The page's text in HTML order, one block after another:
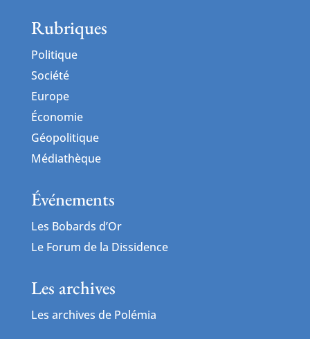
Rubriques
Politique
Société
Europe
Économie
Géopolitique
Médiathèque
Événements
Les Bobards d’Or
Le Forum de la Dissidence
Les archives
Les archives de Polémia